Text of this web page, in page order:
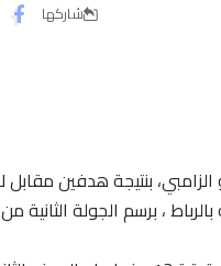
شاركها
بنتيجة هدفين
، برسم الجولة الثانية